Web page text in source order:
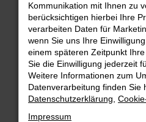
Fehler: Network
Beim Laden ist ein Fehler
Hier sind ein paar Tipps,
Überprüfe deine
Internetverbindung.
Laden andere
Kommunikation mit Ihnen zu
berücksichtigen hierbei Ihre
verarbeiten Daten für
wenn Sie uns Ihre
einem späteren Zeitpunkt
Sie die Einwilligung jederzeit
Weitere Informationen zum
Datenverarbeitung finden Sie
Datenschutzerklärung
Impressum